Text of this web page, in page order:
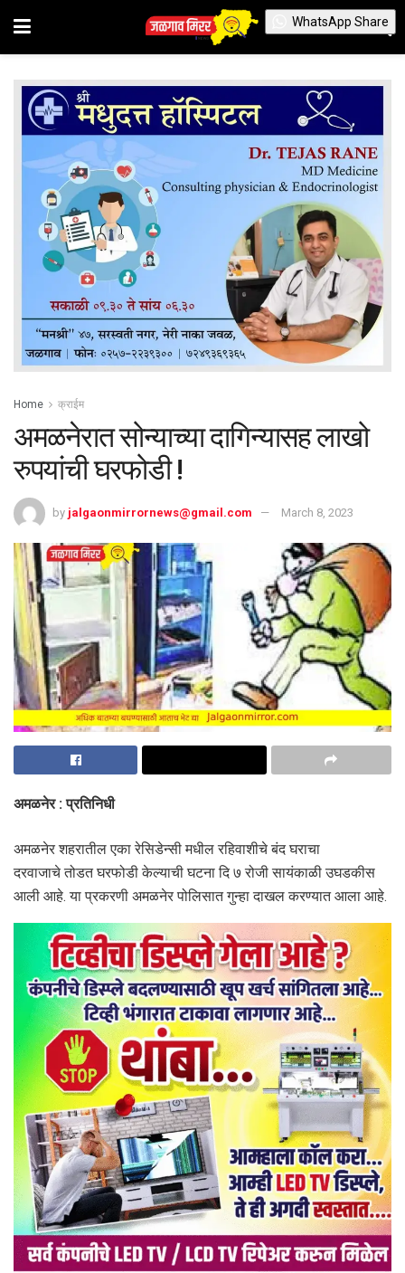
Home क्राईम
अमळनेरात सोन्याच्या दागिन्यासह लाखो
रुपयांची घरफोडी !
by jalgaonmirrornews@gmail.com March 8, 2023
अमळनेर : प्रतिनिधी
अमळनेर शहरातील एका रेसिडेन्सी मधील रहिवाशीचे बंद घराचा
दरवाजाचे तोडत घरफोडी केल्याची घटना दि ७ रोजी सायंकाळी उघडकीस
आली आहे. या प्रकरणी अमळनेर पोलिसात गुन्हा दाखल करण्यात आला आहे.
WhatsApp Share